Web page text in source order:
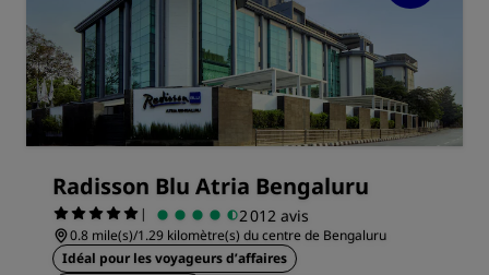
Radisson Blu Atria Bengaluru
| 2 012 avis
0.8 mile(s)/1.29 kilomètre(s) du centre de Bengaluru
Idéal pour les voyageurs d’affaires